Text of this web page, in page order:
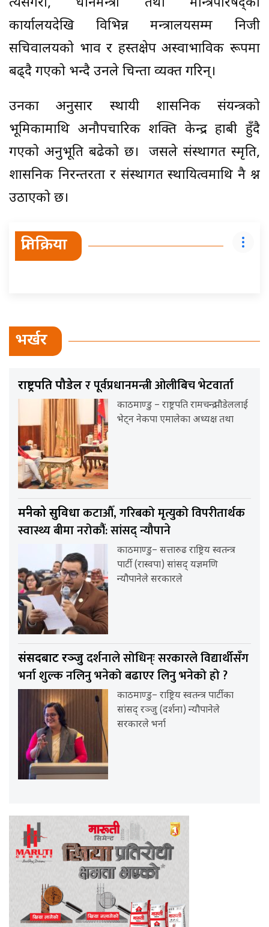
कार्यालयदेखि विभिन्न मन्त्रालयसम्म निजी
सचिवालयको प्रभाव र हस्तक्षेप अस्वाभाविक रूपमा
बढ्दै गएको भन्दै उनले चिन्ता व्यक्त गरिन्।
उनका अनुसार स्थायी प्रशासनिक संयन्त्रको
भूमिकामाथि अनौपचारिक शक्ति केन्द्र हाबी हुँदै
गएको अनुभूति बढेको छ। जसले संस्थागत स्मृति,
प्रशासनिक निरन्तरता र संस्थागत स्थायित्वमाथि नै प्रश्न
उठाएको छ।
प्रतिक्रिया
भर्खर
राष्ट्रपति पौडेलर पूर्वप्रधानमन्त्री ओलीबिच भेटवार्ता
काठमाण्डु – राष्ट्रपति रामचन्द्र पौडेललाई
भेट्न नेकपा एमालेका अध्यक्ष तथा
मन्त्रीको सुविधाकटाऔँ, गरिबको मृत्युको विपरीतार्थक
स्वास्थ्य बीमा नरोकौंं: सांसद् न्यौपाने
काठमाण्डु– सत्तारुढ राष्ट्रिय स्वतन्त्र
पार्टी (रास्वपा) सांसद् यज्ञमणि
न्यौपानेले सरकारले
संसदबाट रञ्जुदर्शनाले सोधिन्ः सरकारले विद्यार्थीसँग
भर्ना शुल्क नलिनु भनेको बढाएर लिनु भनेको हो ?
काठमाण्डु– राष्ट्रिय स्वतन्त्र पार्टीका
सांसद् रञ्जु (दर्शना) न्यौपानेले
सरकारले भर्ना